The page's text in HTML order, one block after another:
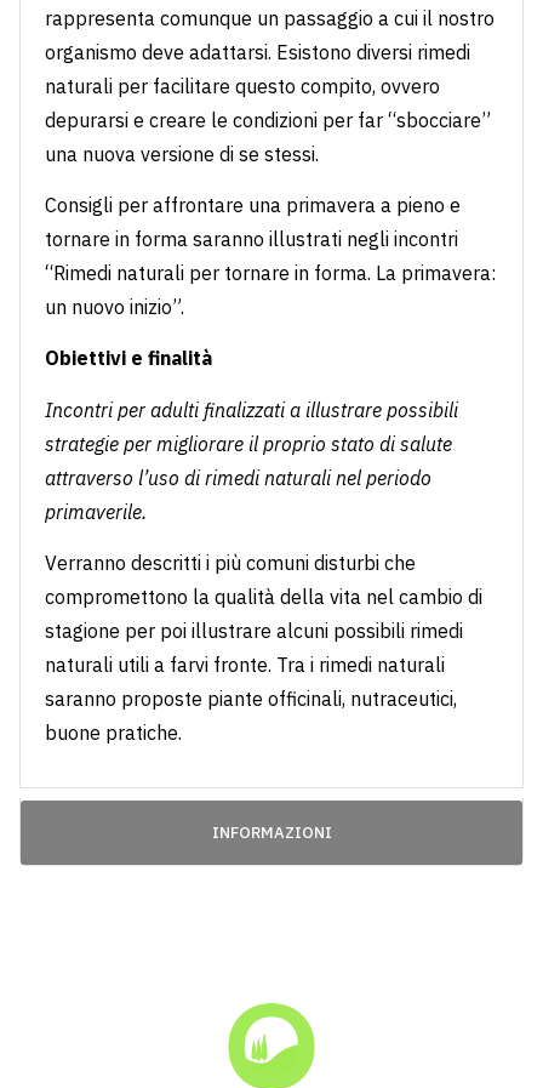
rappresenta comunque un passaggio a cui il nostro
organismo deve adattarsi. Esistono diversi rimedi
naturali per facilitare questo compito, ovvero
depurarsi e creare le condizioni per far “sbocciare”
una nuova versione di se stessi.
Consigli per affrontare una primavera a pieno e
tornare in forma saranno illustrati negli incontri
“Rimedi naturali per tornare in forma. La primavera:
un nuovo inizio”.
Obiettivi e finalità
Incontri per adulti finalizzati a illustrare possibili
strategie per migliorare il proprio stato di salute
attraverso l’uso di rimedi naturali nel periodo
primaverile.
Verranno descritti i più comuni disturbi che
compromettono la qualità della vita nel cambio di
stagione per poi illustrare alcuni possibili rimedi
naturali utili a farvi fronte. Tra i rimedi naturali
saranno proposte piante officinali, nutraceutici,
buone pratiche.
INFORMAZIONI